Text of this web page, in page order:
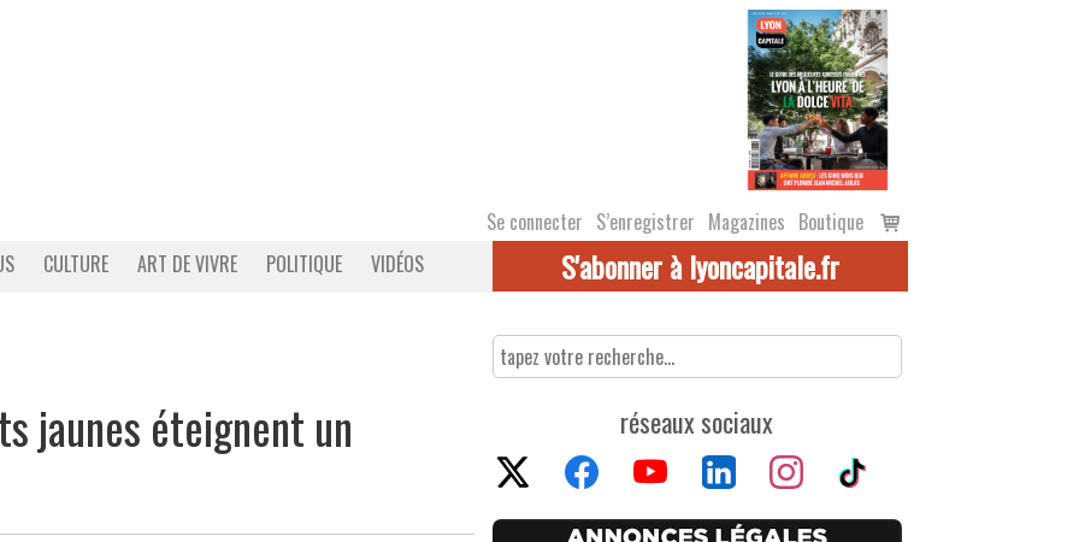
Se connecter S’enregistrer Magazines Boutique
Voir
le
CULTURE ART DE VIVRE POLITIQUE VIDÉOS S'abonner à lyoncapitale.fr
jaunes éteignent un
réseaux sociaux